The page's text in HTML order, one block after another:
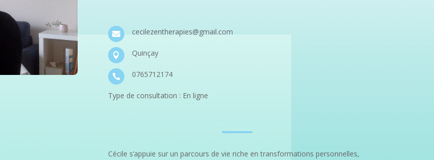
 cecilezentherapies@gmail.com
 Quinçay
 0765712174
Type de consultation : En ligne
Cécile s’appuie sur un parcours de vie riche en transformations personnelles,